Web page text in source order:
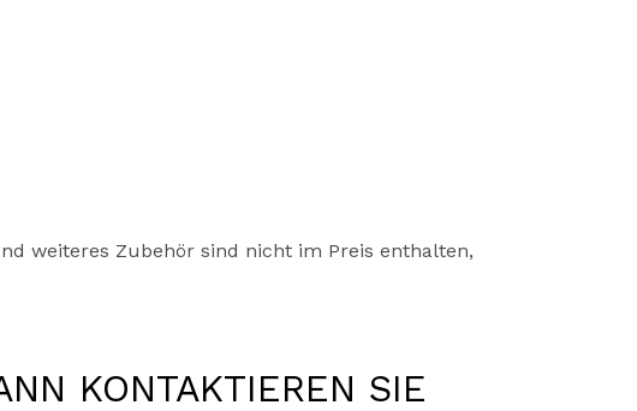
weiteres Zubehör sind nicht im Preis enthalten,
KONTAKTIEREN SIE